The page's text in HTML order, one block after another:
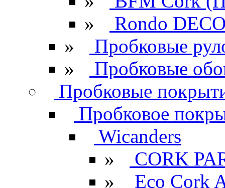
»
Rondo
»
Пробковые
»
Пробковые
Пробковые
Пробковое
Wicanders
»
CORK
»
Eco Cork